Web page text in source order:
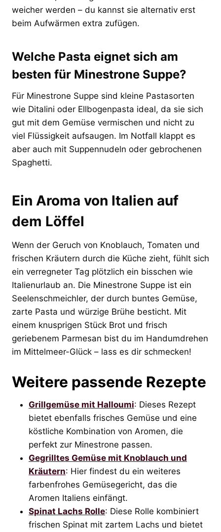
weicher werden – du kannst sie alternativ erst
beim Aufwärmen extra zufügen.
Welche Pasta eignet sich am
besten für Minestrone Suppe?
Für Minestrone Suppe sind kleine Pastasorten
wie Ditalini oder Ellbogenpasta ideal, da sie sich
gut mit dem Gemüse vermischen und nicht zu
viel Flüssigkeit aufsaugen. Im Notfall klappt es
aber auch mit Suppennudeln oder gebrochenen
Spaghetti.
Ein Aroma von Italien auf
dem Löffel
Wenn der Geruch von Knoblauch, Tomaten und
frischen Kräutern durch die Küche zieht, fühlt sich
ein verregneter Tag plötzlich ein bisschen wie
Italienurlaub an. Die Minestrone Suppe ist ein
Seelenschmeichler, der durch buntes Gemüse,
zarte Pasta und würzige Brühe besticht. Mit
einem knusprigen Stück Brot und frisch
geriebenem Parmesan bist du im Handumdrehen
im Mittelmeer-Glück – lass es dir schmecken!
Weitere passende Rezepte
Grillgemüse mit Halloumi: Dieses Rezept
bietet ebenfalls frisches Gemüse und eine
köstliche Kombination von Aromen, die
perfekt zur Minestrone passen.
Gegrilltes Gemüse mit Knoblauch und
Kräutern: Hier findest du ein weiteres
farbenfrohes Gemüsegericht, das die
Aromen Italiens einfängt.
Spinat Lachs Rolle: Diese Rolle kombiniert
frischen Spinat mit zartem Lachs und bietet